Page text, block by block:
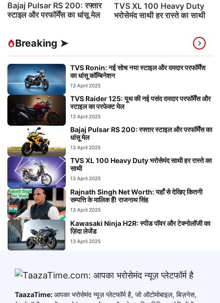
Bajaj Pulsar RS 200: रफ्तार
स्टाइल और परफॉर्मेंस का धांसू मेल
TVS XL 100 Heavy Duty
भरोसेमंद साथी हर रास्ते का साथी
Breaking ➤
TVS Ronin: नई सोच नया स्टाइल और दमदार परफॉर्मेंस
का धांसू कॉम्बिनेशन
13 April 2025
TVS Raider 125: यूथ की नई पसंद दमदार परफॉर्मेंस और
स्टाइल का परफेक्ट मेल
13 April 2025
Bajaj Pulsar RS 200: रफ्तार स्टाइल और परफॉर्मेंस का
धांसू मेल
13 April 2025
TVS XL 100 Heavy Duty भरोसेमंद साथी हर रास्ते का
साथी
13 April 2025
Rajnath Singh Net Worth: यहाँ से देखिए कितनी
सम्पत्ति के मालिक हैं! राजनाथ सिंह
13 April 2025
Kawasaki Ninja H2R: स्पीड पॉवर और टेक्नोलॉजी का
ज़िंदा लेजेंड
13 April 2025
TaazaTime:आपका भरोसेमंद न्यूज़ प्लेटफॉर्म है, जो ऑटोमोबाइल, बिज़नेस,